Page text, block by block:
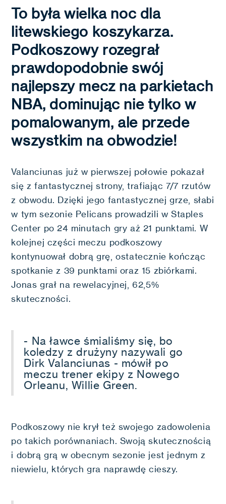
To była wielka noc dla
litewskiego koszykarza.
Podkoszowy rozegrał
prawdopodobnie swój
najlepszy mecz na parkietach
NBA, dominując nie tylko w
pomalowanym, ale przede
wszystkim na obwodzie!
Valanciunas już w pierwszej połowie pokazał
się z fantastycznej strony, trafiając 7/7 rzutów
z obwodu. Dzięki jego fantastycznej grze, słabi
w tym sezonie Pelicans prowadzili w Staples
Center po 24 minutach gry aż 21 punktami. W
kolejnej części meczu podkoszowy
kontynuował dobrą grę, ostatecznie kończąc
spotkanie z 39 punktami oraz 15 zbiórkami.
Jonas grał na rewelacyjnej, 62,5%
skuteczności.
- Na ławce śmialiśmy się, bo
koledzy z drużyny nazywali go
Dirk Valanciunas - mówił po
meczu trener ekipy z Nowego
Orleanu, Willie Green.
Podkoszowy nie krył też swojego zadowolenia
po takich porównaniach. Swoją skutecznością
i dobrą grą w obecnym sezonie jest jednym z
niewielu, których gra naprawdę cieszy.